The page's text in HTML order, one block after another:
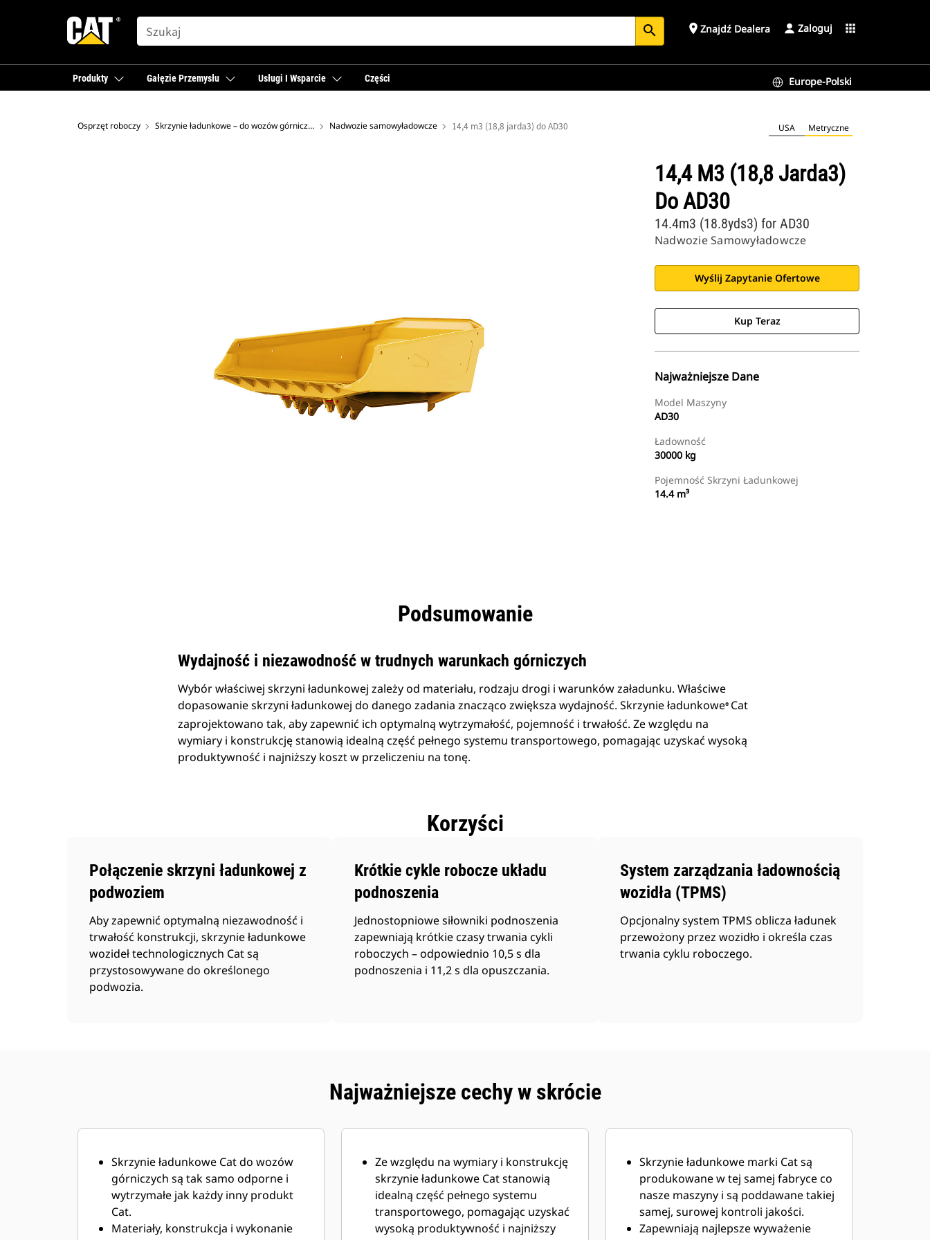
SEARCH search place Znajdź Dealera Zaloguj apps
Produkty Gałęzie Przemysłu Usługi I Wsparcie Części Europe-Polski
Osprzęt roboczy Skrzynie ładunkowe – do wozów górniczych Nadwozie samowyładowcze 14,4 m3 (18,8 jarda3) do AD30 USA Metryczne
14,4 M3 (18,8 Jarda3)
Do AD30
Nadwozie Samowyładowcze
14.4m3 (18.8yds3) for AD30
Wyślij Zapytanie Ofertowe
Kup Teraz
Najważniejsze Dane
Model Maszyny
AD30
Ładowność
30000 kg
Pojemność Skrzyni Ładunkowej
14.4 m³
Podsumowanie
Wydajność i niezawodność w trudnych warunkach górniczych
Wybór właściwej skrzyni ładunkowej zależy od materiału, rodzaju drogi i warunków załadunku. Właściwe
dopasowanie skrzyni ładunkowej do danego zadania znacząco zwiększa wydajność. Skrzynie ładunkowe® Cat
zaprojektowano tak, aby zapewnić ich optymalną wytrzymałość, pojemność i trwałość. Ze względu na
wymiary i konstrukcję stanowią idealną część pełnego systemu transportowego, pomagając uzyskać wysoką
produktywność i najniższy koszt w przeliczeniu na tonę.
Korzyści
Połączenie skrzyni ładunkowej z
podwoziem
Aby zapewnić optymalną niezawodność i
trwałość konstrukcji, skrzynie ładunkowe
wozideł technologicznych Cat są
przystosowywane do określonego
podwozia.
Krótkie cykle robocze układu
podnoszenia
Jednostopniowe siłowniki podnoszenia
zapewniają krótkie czasy trwania cykli
roboczych – odpowiednio 10,5 s dla
podnoszenia i 11,2 s dla opuszczania.
System zarządzania ładownością
wozidła (TPMS)
Opcjonalny system TPMS oblicza ładunek
przewożony przez wozidło i określa czas
trwania cyklu roboczego.
Najważniejsze cechy w skrócie
Skrzynie ładunkowe Cat do wozów
górniczych są tak samo odporne i
wytrzymałe jak każdy inny produkt
Cat.
Materiały, konstrukcja i wykonanie
Ze względu na wymiary i konstrukcję
skrzynie ładunkowe Cat stanowią
idealną część pełnego systemu
transportowego, pomagając uzyskać
wysoką produktywność i najniższy
Skrzynie ładunkowe marki Cat są
produkowane w tej samej fabryce co
nasze maszyny i są poddawane takiej
samej, surowej kontroli jakości.
Zapewniają najlepsze wyważenie